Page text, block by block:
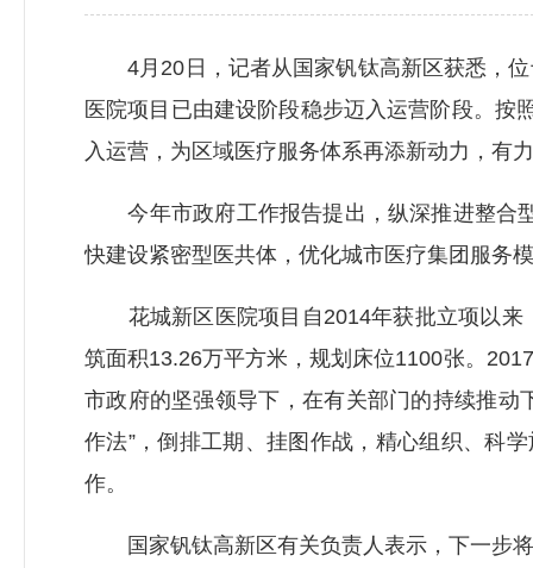
4月20日，记者从国家钒钛高新区获悉，位
医院项目已由建设阶段稳步迈入运营阶段。
入运营，为区域医疗服务体系再添新动力，有
今年市政府工作报告提出，纵深推进整合型
快建设紧密型医共体，优化城市医疗集团服务
花城新区医院项目自2014年获批立项以来
筑面积13.26万平方米，规划床位1100张。
市政府的坚强领导下，在有关部门的持续推动
作法”，倒排工期、挂图作战，精心组织、科
作。
国家钒钛高新区有关负责人表示，下一步将